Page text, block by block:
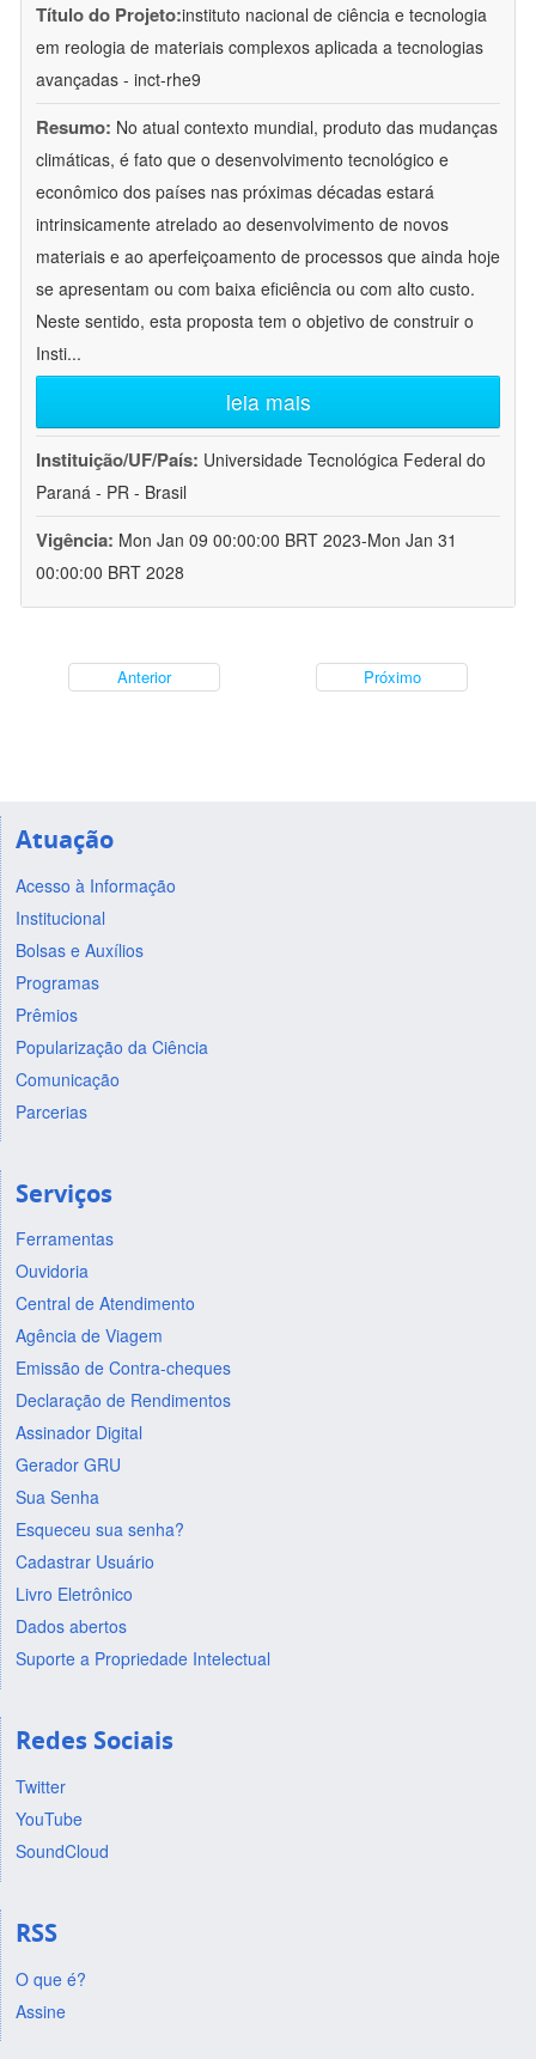
Título do Projeto:instituto nacional de ciência e tecnologia
em reologia de materiais complexos aplicada a tecnologias
avançadas - inct-rhe9
Resumo: No atual contexto mundial, produto das mudanças
climáticas, é fato que o desenvolvimento tecnológico e
econômico dos países nas próximas décadas estará
intrinsicamente atrelado ao desenvolvimento de novos
materiais e ao aperfeiçoamento de processos que ainda hoje
se apresentam ou com baixa eficiência ou com alto custo.
Neste sentido, esta proposta tem o objetivo de construir o
Insti...
leia mais
Instituição/UF/País: Universidade Tecnológica Federal do
Paraná - PR - Brasil
Vigência: Mon Jan 09 00:00:00 BRT 2023-Mon Jan 31
00:00:00 BRT 2028
Anterior Próximo
Atuação
Acesso à Informação
Institucional
Bolsas e Auxílios
Programas
Prêmios
Popularização da Ciência
Comunicação
Parcerias
Serviços
Ferramentas
Ouvidoria
Central de Atendimento
Agência de Viagem
Emissão de Contra-cheques
Declaração de Rendimentos
Assinador Digital
Gerador GRU
Sua Senha
Esqueceu sua senha?
Cadastrar Usuário
Livro Eletrônico
Dados abertos
Suporte a Propriedade Intelectual
Redes Sociais
Twitter
YouTube
SoundCloud
RSS
O que é?
Assine